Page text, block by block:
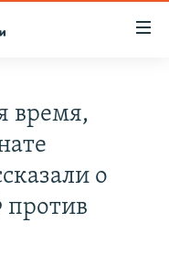
время,
о
против